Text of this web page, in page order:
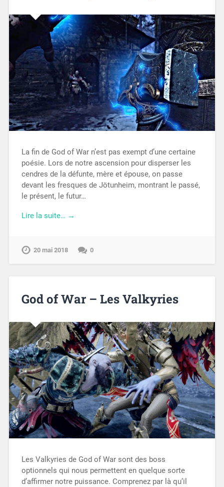
La fin de God of War n’est pas exempt d’une certaine
poésie. Lors de notre ascension pour disperser les
cendres de la défunte, mère et épouse, on passe
devant les fresques de Jötunheim, montrant le passé,
le présent, le futur…
Lire la suite… →
20 mai 2018 0
God of War – Les Valkyries
Les Valkyries de God of War sont des boss
optionnels qui nous permettent en quelque sorte
d’affirmer notre puissance. Comprenez par là qu’il